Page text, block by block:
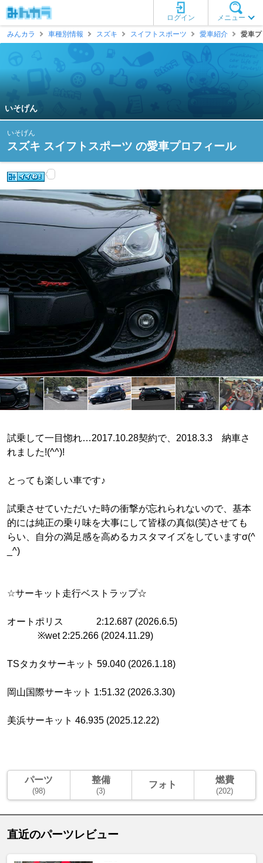
メニュー
ログイン
みんカラ
車種別情報 スズキ スイフトスポーツ 愛車紹介 愛車
いそげん
いそげん
スズキ スイフトスポーツ の愛車プロフィール
試乗して一目惚れ…2017.10.28契約で、2018.3.3 納車さ
れました!(^^)!
とっても楽しい車です♪
試乗させていただいた時の衝撃が忘れられないので、基本
的には純正の乗り味を大事にして皆様の真似(笑)させても
らい、自分の満足感を高めるカスタマイズをしていますσ(^
_^)
☆サーキット走行ベストラップ☆
オートポリス 2:12.687 (2026.6.5)
※wet 2:25.266 (2024.11.29)
TSタカタサーキット 59.040 (2026.1.18)
岡山国際サーキット 1:51.32 (2026.3.30)
美浜サーキット 46.935 (2025.12.22)
パーツ
(98)
整備
(3)
フォト 燃費
(202)
直近のパーツレビュー